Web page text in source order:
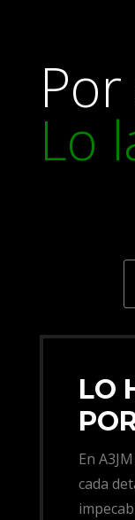
Lo
LO
En
cada